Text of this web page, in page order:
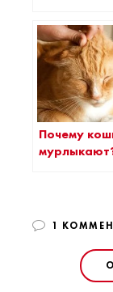
Почему
1